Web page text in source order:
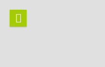
indhold